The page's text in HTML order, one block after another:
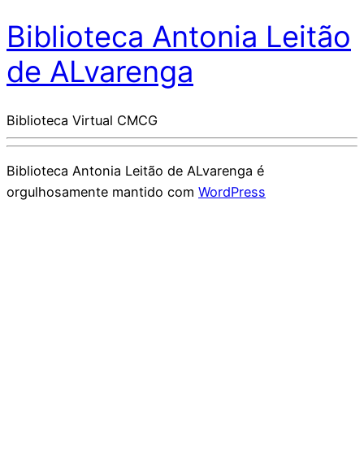
Biblioteca Antonia Leitão
de ALvarenga
Biblioteca Virtual CMCG
Biblioteca Antonia Leitão de ALvarenga é
orgulhosamente mantido com WordPress